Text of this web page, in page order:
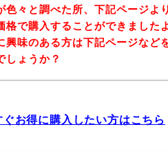
色々と調べた所、下記ページよ
格で購入することができました
興味のある方は下記ページなど
しょうか？
お得に購入したい方はこちら